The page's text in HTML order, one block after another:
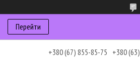
Перейти
+380 (67) 855-85-75 +380